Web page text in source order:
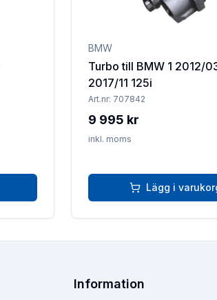
BMW
Turbo till BMW 1 2012/
2017/11 125i
Art.nr: 707842
9 995 kr
inkl. moms
Lägg i
Information